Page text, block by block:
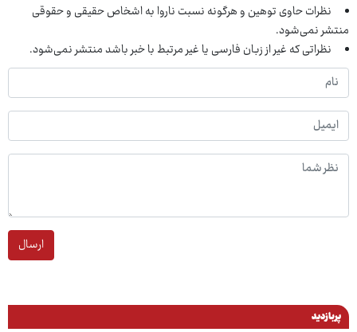
نظرات حاوی توهین و هرگونه نسبت ناروا به اشخاص حقیقی و حقوقی
منتشر نمی‌شود.
نظراتی که غیر از زبان فارسی یا غیر مرتبط با خبر باشد منتشر نمی‌شود.
ارسال
پربازدید